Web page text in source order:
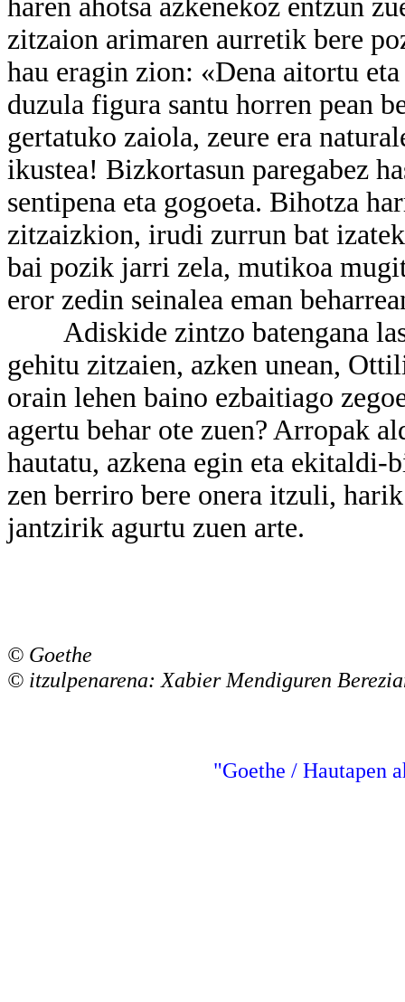
haren ahotsa azkenekoz entzun
zitzaion arimaren aurretik bere
hau eragin zion: «Dena aitortu
duzula figura santu horren pean
gertatuko zaiola, zeure era
ikustea! Bizkortasun paregabez
sentipena eta gogoeta. Bihotza
zitzaizkion, irudi zurrun bat
bai pozik jarri zela, mutikoa
eror zedin seinalea eman
Adiskide zintzo batengana
gehitu zitzaien, azken unean,
orain lehen baino ezbaitiago
agertu behar ote zuen? Arropak
hautatu, azkena egin eta ekitaldi-
zen berriro bere onera itzuli,
jantzirik agurtu zuen arte.
© Goethe
© itzulpenarena: Xabier Mendiguren
"Goethe / Hautapen